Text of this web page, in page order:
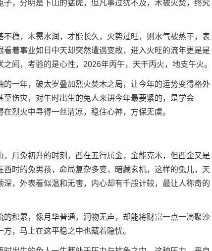
，分明是下山的猛虎，但凡事过犹不及，木被火焚，终究
稳，木需水润，才能长久，火势过旺，则水气被蒸干，表
着事业如日中天却突然遭遇变故，进入火旺的流年更是是
间，考验的是心性，2026年丙午，天干丙火，地支午火。
一年，破太岁叠加烈火焚木之局，让今年的运势变得格外
伤灾，对午时出生的兔人来讲今年最要紧的，是学会
烈火中寻得一丝清凉，稳住心神，方保无虞。
月兔初升的时刻，酉在五行属金，金能克木，但酉金又是
时的兔男孩，命局复杂多变，暗藏玄机，这样的兔儿，天
，外表看似温和无害，内心却有千般计较，最让人称奇的
积累，像月华普通，润物无声，却能将财富一点一滴聚沙
，马上在这平稳之中也藏着隐忧。